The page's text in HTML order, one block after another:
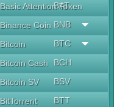
Basic Attention Token
BAT
Binance Coin BNB
Bitcoin
BTC
Bitcoin Cash
BCH
Bitcoin SV
BSV
BitTorrent
BTT